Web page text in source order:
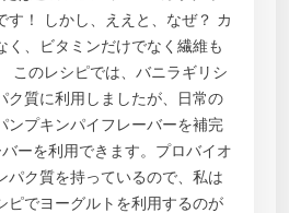
す！ しかし、ええと、なぜ？ カ
く、ビタミンだけでなく繊維も
このレシピでは、バニラギリシ
ク質に利用しましたが、日常の
ンプキンパイフレーバーを補完
ーを利用できます。プロバイオ
パク質を持っているので、私は
ピでヨーグルトを利用するのが